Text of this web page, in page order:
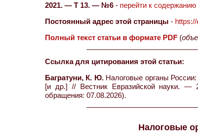
2021. — Т 13. — №6 - перейти к содержанию
Постоянный адрес этой страницы -
Полный текст статьи в формате PDF (
Ссылка для цитирования этой статьи:
Багратуни, К. Ю.Налоговые органы
[и др.] // Вестник Евразийской науки.
обращения: 07.08.2026).
Налоговые